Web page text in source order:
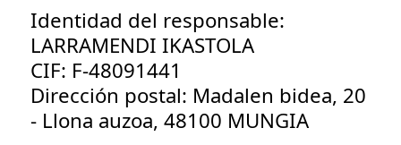
Identidad del responsable:
LARRAMENDI IKASTOLA
CIF: F-48091441
Dirección postal: Madalen bidea, 20
- Llona auzoa, 48100 MUNGIA